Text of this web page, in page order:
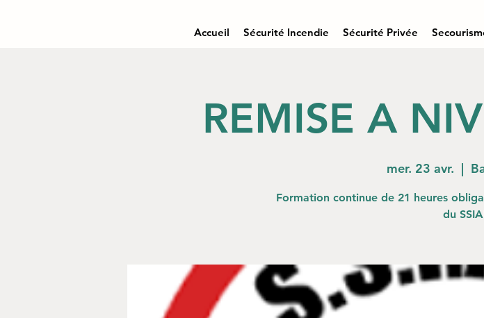
Accueil Sécurité Incendie Sécurité Privée
REMISE A
mer. 23 avr.
  |
Formation continue de 21 heures
du